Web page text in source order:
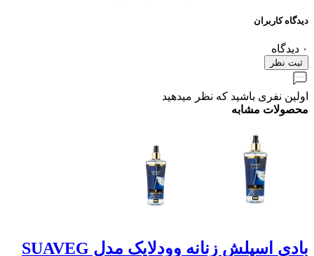
دیدگاه کاربران
۰ دیدگاه
ثبت نظر
اولین نفری باشید که نظر میدهید
محصولات مشابه
بادی اسپلش زنانه وودلایک مدل SUAVEG